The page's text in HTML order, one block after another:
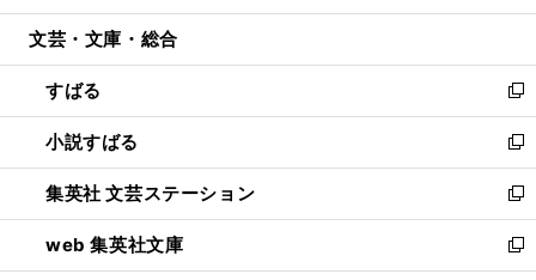
開
ウ
開
く
ン
ウ
で
開
く
ウ
ン
ド
ウ
で
開
く
文芸・文庫・総合
すばる
新
し
い
ウ
ィ
ン
ド
ウ
小説すばる
新
し
い
ウ
ィ
ン
集英社 文芸ステーション
新
し
い
ウ
web 集英社文庫
新
し